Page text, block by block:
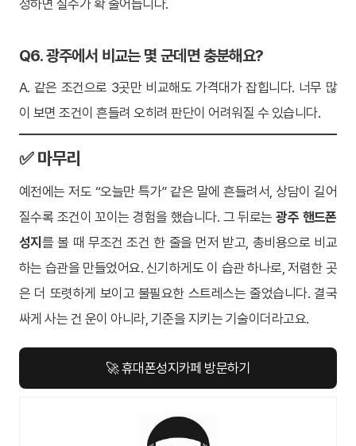
정하면 실수가 확 줄어듭니다.
Q6. 광주에서 비교는 몇 군데면 충분해요?
A. 같은 조건으로 3곳만 비교해도 가격대가 잡힙니다. 너무 많
이 보면 조건이 흔들려 오히려 판단이 어려워질 수 있습니다.
✅ 마무리
예전에는 저도 “오늘만 특가” 같은 말에 흔들려서, 상담이 길어
질수록 조건이 꼬이는 경험을 했습니다. 그 뒤로는광주 핸드폰
성지 를 볼 때 무조건 조건 한 줄을 먼저 받고, 총비용으로 비교
하는 습관을 만들었어요. 신기하게도 이 습관 하나로, 저렴한 곳
은 더 또렷하게 보이고 불필요한 스트레스는 줄었습니다. 결국
싸게 사는 건 운이 아니라, 기준을 지키는 기술이더라고요.
🚀 휴대폰성지카페 방문하기